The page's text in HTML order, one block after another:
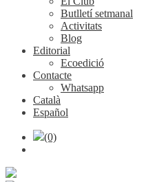
Butlletí setmanal
Activitats
Blog
Editorial
Ecoedició
Contacte
Whatsapp
Català
Español
(0)